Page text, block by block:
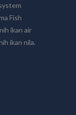
Fish
ikan air
ikan nila.